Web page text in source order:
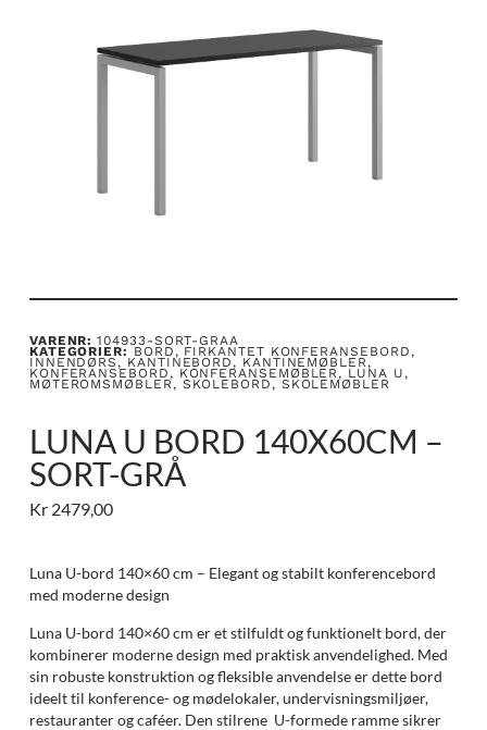
VARENR:104933-SORT-GRAA
KATEGORIER: BORD, FIRKANTET KONFERANSEBORD,
INNENDØRS, KANTINEBORD, KANTINEMØBLER,
KONFERANSEBORD, KONFERANSEMØBLER, LUNA U,
MØTEROMSMØBLER, SKOLEBORD, SKOLEMØBLER
LUNA U BORD 140X60CM –
SORT-GRÅ
Kr2479,00
Luna U-bord 140×60 cm – Elegant og stabilt konferencebord
med moderne design
Luna U-bord 140×60 cm er et stilfuldt og funktionelt bord, der
kombinerer moderne design med praktisk anvendelighed. Med
sin robuste konstruktion og fleksible anvendelse er dette bord
ideelt til konference- og mødelokaler, undervisningsmiljøer,
restauranter og caféer. Den stilrene U-formede ramme sikrer